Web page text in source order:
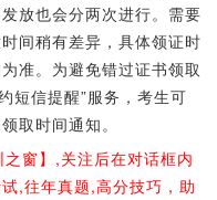
放也会分两次进行。需要
间稍有差异，具体领证时
准。为避免错过证书领取
短信提醒”服务，考生可
取时间通知。
窗】,关注后在对话框内
,往年真题,高分技巧，助